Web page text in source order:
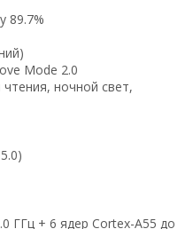
89.7%
Mode 2.0
ночной свет,
ГГц + 6 ядер Cortex-A55 до